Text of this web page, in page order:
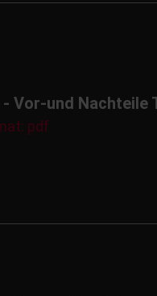
Vor-und Nachteile
pdf